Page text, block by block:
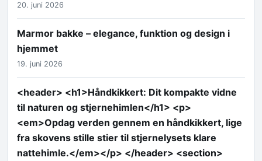
20. juni 2026
Marmor bakke – elegance, funktion og design i
hjemmet
19. juni 2026
<header> <h1>Håndkikkert: Dit kompakte vidne
til naturen og stjernehimlen</h1> <p>
<em>Opdag verden gennem en håndkikkert, lige
fra skovens stille stier til stjernelysets klare
nattehimle.</em></p> </header> <section>